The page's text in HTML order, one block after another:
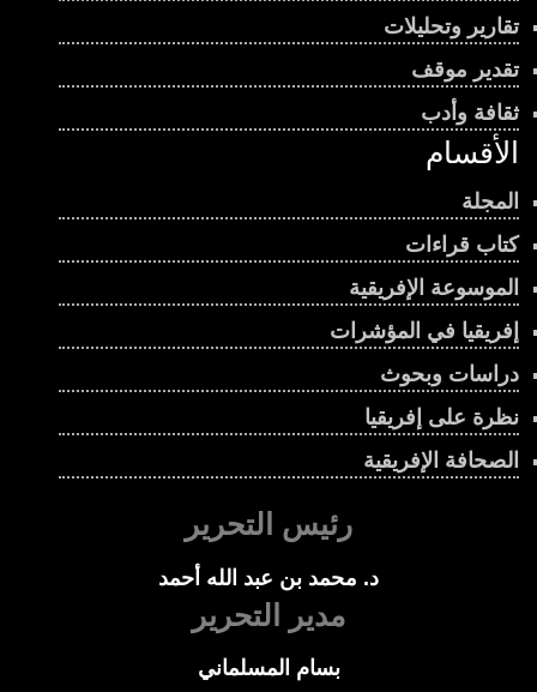
تقارير وتحليلات
تقدير موقف
ثقافة وأدب
الأقسام
المجلة
كتاب قراءات
الموسوعة الإفريقية
إفريقيا في المؤشرات
دراسات وبحوث
نظرة على إفريقيا
الصحافة الإفريقية
رئيس التحرير
د. محمد بن عبد الله أحمد
مدير التحرير
بسام المسلماني